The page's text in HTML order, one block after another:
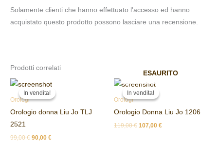
Solamente clienti che hanno effettuato l'accesso ed hanno
acquistato questo prodotto possono lasciare una recensione.
Prodotti correlati
In vendita!
In vendita!
Orologi
Orologio donna Liu Jo TLJ
2521
99,00€
Il
prezzo
originale
99,00 €.
90,00€
Il
attuale
90,00 €.
In vendita!
ESAURITO
In vendita!
Orologi
Orologio Donna Liu Jo 1206
119,00€
Il
prezzo
originale
119,00 €.
107,00 €
107,00 €.